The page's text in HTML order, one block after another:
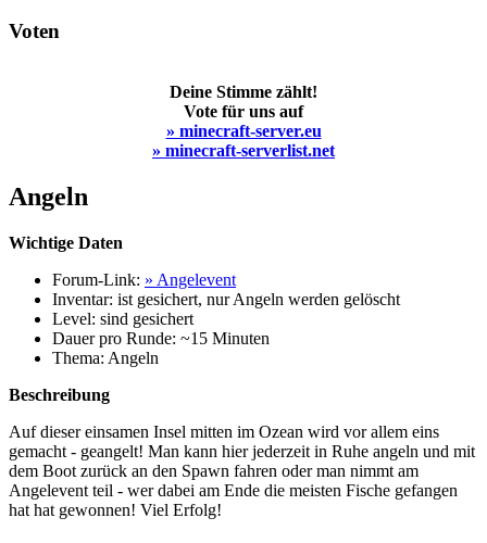
Voten
Deine Stimme zählt!
Vote für uns auf
» minecraft-server.eu
» minecraft-serverlist.net
Angeln
Wichtige Daten
Forum-Link: » Angelevent
Inventar: ist gesichert, nur Angeln werden gelöscht
Level: sind gesichert
Dauer pro Runde: ~15 Minuten
Thema: Angeln
Beschreibung
Auf dieser einsamen Insel mitten im Ozean wird vor allem eins
gemacht - geangelt! Man kann hier jederzeit in Ruhe angeln und mit
dem Boot zurück an den Spawn fahren oder man nimmt am
Angelevent teil - wer dabei am Ende die meisten Fische gefangen
hat hat gewonnen! Viel Erfolg!